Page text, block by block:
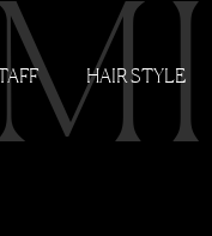
HAIR STYLE